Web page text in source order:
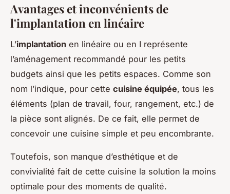
Avantages et inconvénients de
l'implantation en linéaire
L’implantation en linéaire ou en I représente
l’aménagement recommandé pour les petits
budgets ainsi que les petits espaces. Comme son
nom l’indique, pour cette cuisine équipée, tous les
éléments (plan de travail, four, rangement, etc.) de
la pièce sont alignés. De ce fait, elle permet de
concevoir une cuisine simple et peu encombrante.
Toutefois, son manque d’esthétique et de
convivialité fait de cette cuisine la solution la moins
optimale pour des moments de qualité.